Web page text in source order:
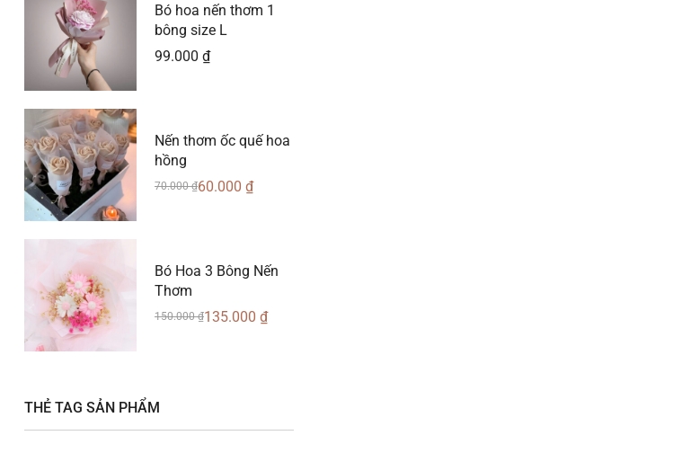
Bó hoa nến thơm 1
bông size L
99.000 ₫
Nến thơm ốc quế hoa
hồng
70.000₫60.000 ₫
Bó Hoa 3 Bông Nến
Thơm
150.000₫135.000 ₫
THẺ TAG SẢN PHẨM